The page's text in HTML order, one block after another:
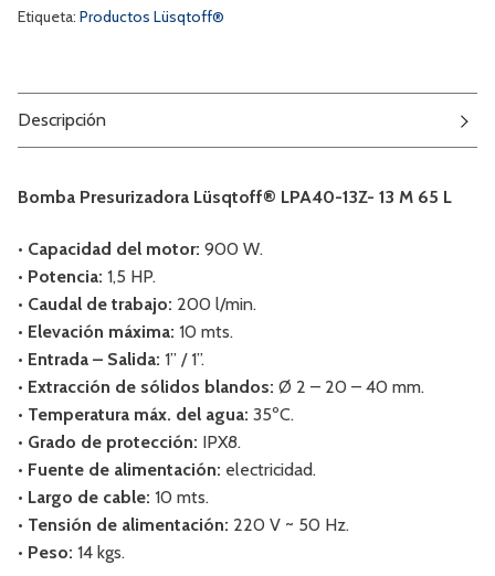
Etiqueta: Productos Lüsqtoff®
Descripción
Bomba Presurizadora Lüsqtoff® LPA40-13Z- 13 M 65 L
• Capacidad del motor: 900 W.
• Potencia: 1,5 HP.
• Caudal de trabajo: 200 l/min.
• Elevación máxima: 10 mts.
• Entrada – Salida: 1” / 1”.
• Extracción de sólidos blandos: Ø 2 – 20 – 40 mm.
• Temperatura máx. del agua: 35ºC.
• Grado de protección: IPX8.
• Fuente de alimentación: electricidad.
• Largo de cable: 10 mts.
• Tensión de alimentación: 220 V ~ 50 Hz.
• Peso: 14 kgs.